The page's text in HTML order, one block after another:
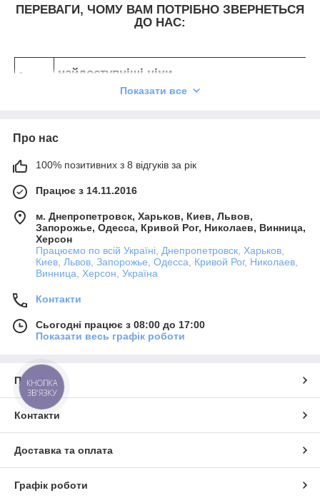
НАШІ ТЕЛЕФОНИ:
(068) 268-12-52
ЛАЙФ (093) 039-73-25
ПЕРЕВАГИ, ЧОМУ ВАМ ПОТРІБНО ЗВЕРНЕТЬСЯ
ДО НАС:
найдоступніші ціни
Оперативність
Працюємо без вихідних з 9:00 до 18:00.
Голосніше про роботу компанії, можуть сказати тільки відгуки
від наших клієнтів:
розповіла мені де, що і як все буде відбуватися, озвучила
Показати все
Про нас
100% позитивних з 8 відгуків за рік
Працює з 14.11.2016
м. Днепропетровск, Харьков, Киев, Львов,
Запорожье, Одесса, Кривой Рог, Николаев, Винница,
Херсон
Працюємо по всій Україні, Днепропетровск, Харьков,
Киев, Львов, Запорожье, Одесса, Кривой Рог, Николаев,
Винница, Херсон, Україна
Контакти
Сьогодні працює з 08:00 до 17:00
Показати весь графік роботи
Про нас
Контакти
Доставка та оплата
Графік роботи
КНОПКА
ЗВ'ЯЗКУ